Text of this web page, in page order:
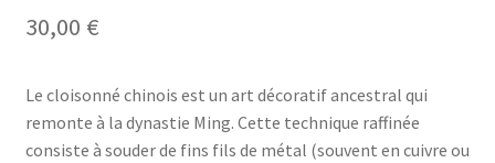
30,00 €
Le cloisonné chinois est un art décoratif ancestral qui
remonte à la dynastie Ming. Cette technique raffinée
consiste à souder de fins fils de métal (souvent en cuivre ou